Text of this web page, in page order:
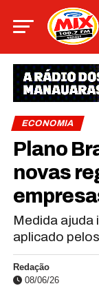
ECONOMIA
Plano
novas
Medida
aplicado
Redação
08/06/26